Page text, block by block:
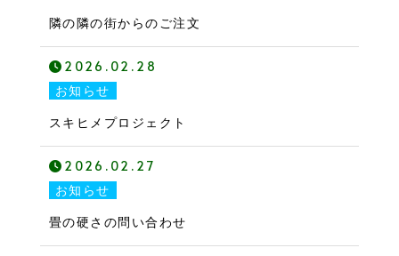
隣の隣の街からのご注文
2026.02.28
お知らせ
スキヒメプロジェクト
2026.02.27
お知らせ
畳の硬さの問い合わせ